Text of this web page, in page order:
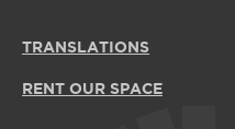
TRANSLATIONS
RENT OUR SPACE